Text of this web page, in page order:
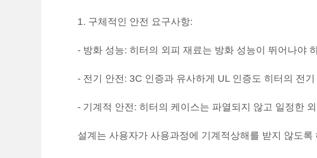
1. 구체적인 안전 요구사항:
- 방화 성능: 히터의 외피 재료는 방화 성능이 뛰어나야
- 전기 안전: 3C 인증과 유사하게 UL 인증도 히터의 전
- 기계적 안전: 히터의 케이스는 파열되지 않고 일정한
설계는 사용자가 사용과정에 기계적상해를 받지 않도록